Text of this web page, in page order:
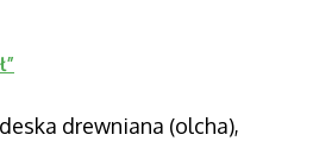
drewniana (olcha),